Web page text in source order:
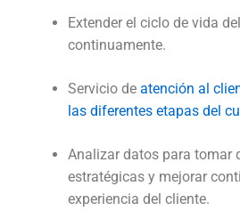
Extender el ciclo de vida
continuamente.
Servicio de atención al
las diferentes etapas del
Analizar datos para tomar
estratégicas y mejorar
experiencia del cliente.